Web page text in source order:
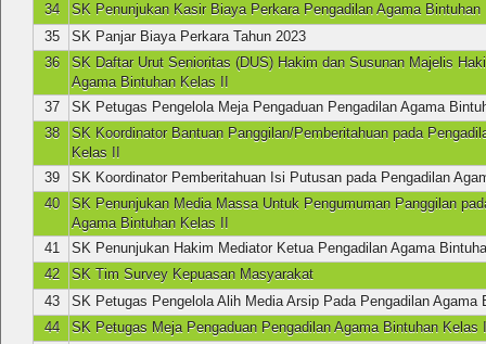
34
SK Penunjukan Kasir Biaya Perkara Pengadilan Agama Bintuhan
35
SK Panjar Biaya Perkara Tahun 2023
36
SK Daftar Urut Senioritas (DUS) Hakim dan Susunan Majelis
Agama Bintuhan Kelas II
37
SK Petugas Pengelola Meja Pengaduan Pengadilan Agama
38
SK Koordinator Bantuan Panggilan/Pemberitahuan pada
Kelas II
39
SK Koordinator Pemberitahuan Isi Putusan pada Pengadilan
40
SK Penunjukan Media Massa Untuk Pengumuman Panggilan
Agama Bintuhan Kelas II
41
SK Penunjukan Hakim Mediator Ketua Pengadilan Agama
42
SK Tim Survey Kepuasan Masyarakat
43
SK Petugas Pengelola Alih Media Arsip Pada Pengadilan Agama
44
SK Petugas Meja Pengaduan Pengadilan Agama Bintuhan Kelas